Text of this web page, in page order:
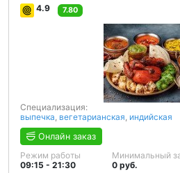
4.9 7.80
Специализация:
выпечка, вегетарианская, индийская
Онлайн заказ
Режим работы
09:15 - 21:30
Минимальный
0 руб.